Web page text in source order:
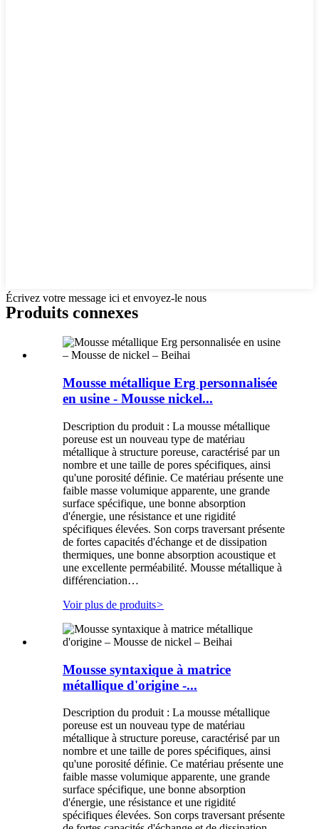
Écrivez votre message ici et envoyez-le nous
Produits connexes
Mousse métallique Erg personnalisée
en usine - Mousse nickel...
Description du produit : La mousse métallique
poreuse est un nouveau type de matériau
métallique à structure poreuse, caractérisé par un
nombre et une taille de pores spécifiques, ainsi
qu'une porosité définie. Ce matériau présente une
faible masse volumique apparente, une grande
surface spécifique, une bonne absorption
d'énergie, une résistance et une rigidité
spécifiques élevées. Son corps traversant présente
de fortes capacités d'échange et de dissipation
thermiques, une bonne absorption acoustique et
une excellente perméabilité. Mousse métallique à
différenciation…
Voir plus de produits>
Mousse syntaxique à matrice
métallique d'origine -...
Description du produit : La mousse métallique
poreuse est un nouveau type de matériau
métallique à structure poreuse, caractérisé par un
nombre et une taille de pores spécifiques, ainsi
qu'une porosité définie. Ce matériau présente une
faible masse volumique apparente, une grande
surface spécifique, une bonne absorption
d'énergie, une résistance et une rigidité
spécifiques élevées. Son corps traversant présente